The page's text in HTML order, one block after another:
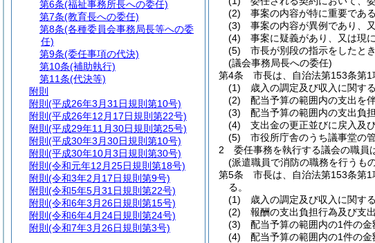
(2)
事案の内容が特に重要であ
(3)
事案の内容が異例であり、
(4)
事案に疑義があり、又は現
(5)
市長が別段の指示をしたとき
(議会事務局長への委任)
第4条
市長は、自治法第153条第
(1)
歳入の調定及び収入に関する
(2)
配当予算の範囲内の支出を
(3)
配当予算の範囲内の支出負
(4)
支出金の更正並びに戻入及
(5)
市役所庁舎のうち議事堂の
2
委任事務を執行する議会の職員
(派遣職員で消防の職務を行うも
第5条
市長は、自治法第153条第
る。
(1)
歳入の調定及び収入に関する
(2)
報酬の支出負担行為及び支
(3)
配当予算の範囲内の1件の金
(4)
配当予算の範囲内の1件の金
第6条(福祉事務所長への委任)
第7条(教育長への委任)
第8条(各種委員会事務局長等への委
任)
第9条(委任事項の代決)
第10条(補助執行)
第11条(代決等)
附則
附則 (平成26年3月31日規則第10号)
附則 (平成26年12月17日規則第22号)
附則 (平成29年11月30日規則第25号)
附則 (平成30年3月30日規則第10号)
附則 (平成30年10月3日規則第30号)
附則 (令和元年12月25日規則第18号)
附則 (令和3年2月17日規則第9号)
附則 (令和5年5月31日規則第22号)
附則 (令和6年3月26日規則第15号)
附則 (令和6年4月24日規則第24号)
附則 (令和7年3月26日規則第3号)